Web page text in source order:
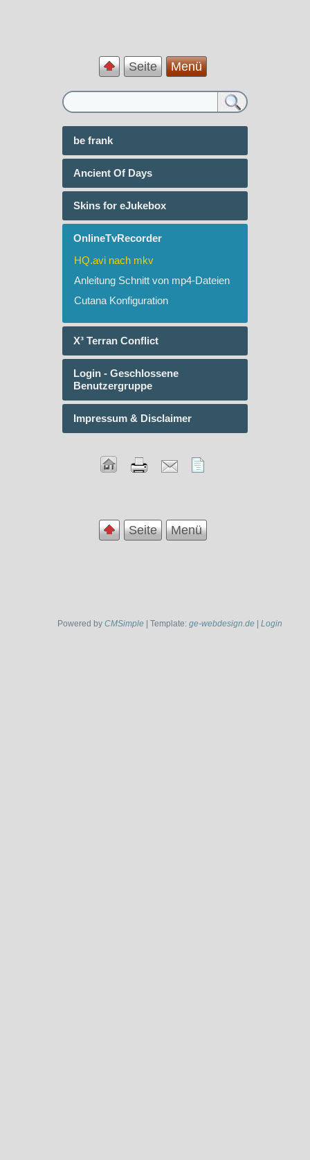
Seite Menü
be frank
Ancient Of Days
Skins for eJukebox
OnlineTvRecorder
HQ.avi nach mkv
Anleitung Schnitt von mp4-Dateien
Cutana Konfiguration
X³ Terran Conflict
Login - Geschlossene
Benutzergruppe
Impressum & Disclaimer
Seite Menü
Powered by CMSimple | Template: ge-webdesign.de Login